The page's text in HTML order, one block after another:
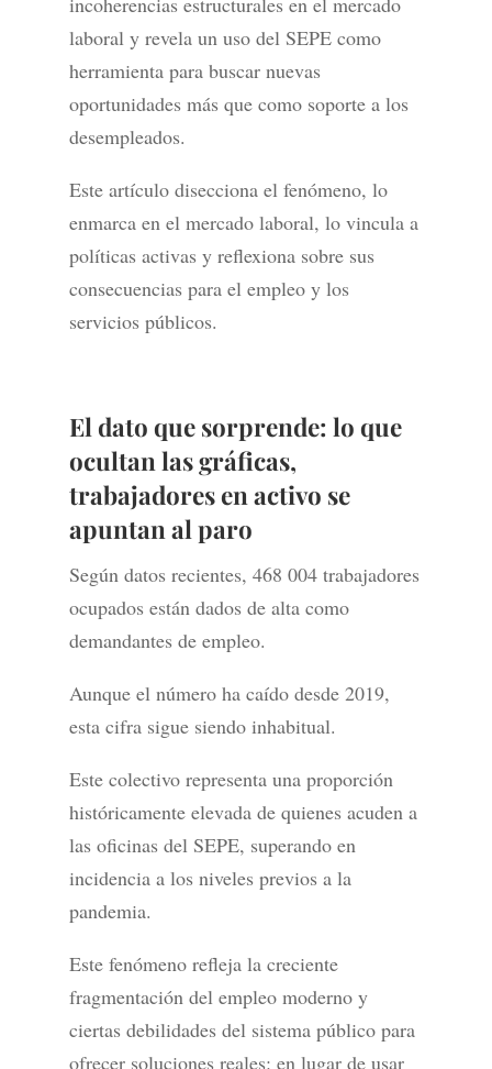
laboral y revela un uso del SEPE como
herramienta para buscar nuevas
oportunidades más que como soporte a los
desempleados.
Este artículo disecciona el fenómeno, lo
enmarca en el mercado laboral, lo vincula a
políticas activas y reflexiona sobre sus
consecuencias para el empleo y los
servicios públicos.
El dato que sorprende: lo que
ocultan las gráficas,
trabajadores en activo se
apuntan al paro
Según datos recientes, 468 004 trabajadores
ocupados están dados de alta como
demandantes de empleo.
Aunque el número ha caído desde 2019,
esta cifra sigue siendo inhabitual.
Este colectivo representa una proporción
históricamente elevada de quienes acuden a
las oficinas del SEPE, superando en
incidencia a los niveles previos a la
pandemia.
Este fenómeno refleja la creciente
fragmentación del empleo moderno y
ciertas debilidades del sistema público para
ofrecer soluciones reales: en lugar de usar